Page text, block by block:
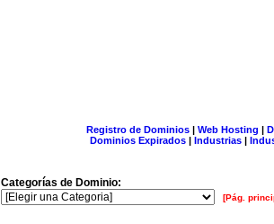
Registro de Dominios| Web Hosting |
Dominios Expirados | Industrias |
Categorías de Dominio:
[Pág.